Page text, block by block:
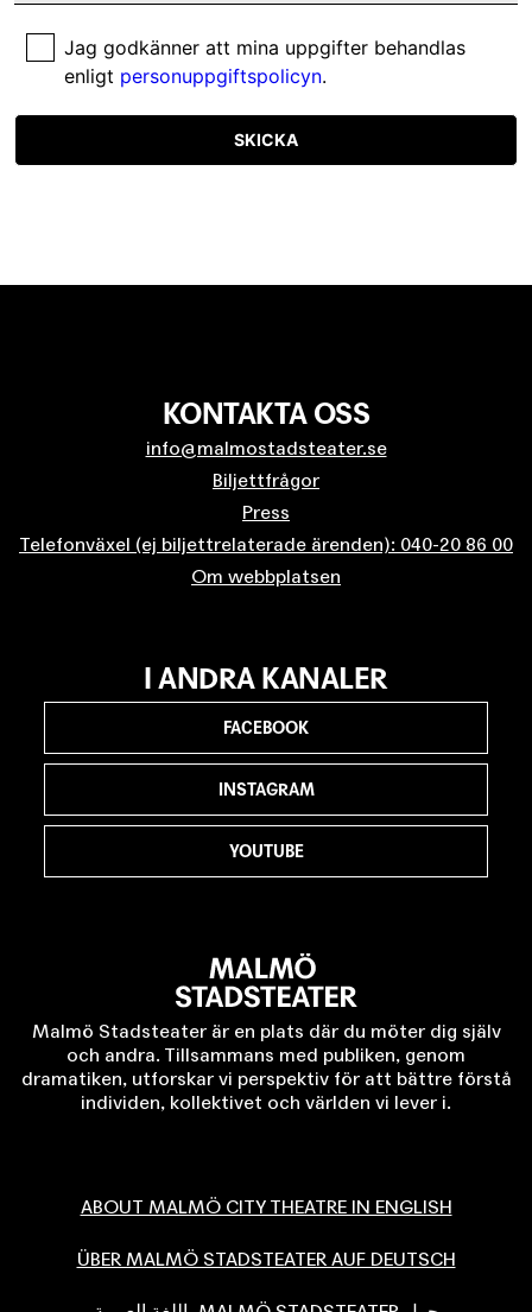
Jag godkänner att mina uppgifter behandlas
enligt personuppgiftspolicyn.
SKICKA
KONTAKTA OSS
info@malmostadsteater.se
Biljettfrågor
Press
Telefonväxel (ej biljettrelaterade ärenden): 040-20 86 00
Om webbplatsen
Malmö Stadsteater är en plats där du möter dig själv
och andra. Tillsammans med publiken, genom
dramatiken, utforskar vi perspektiv för att bättre förstå
individen, kollektivet och världen vi lever i.
ABOUT MALMÖ CITY THEATRE IN ENGLISH
ÜBER MALMÖ STADSTEATER AUF DEUTSCH
I ANDRA KANALER
FACEBOOK
INSTAGRAM
YOUTUBE